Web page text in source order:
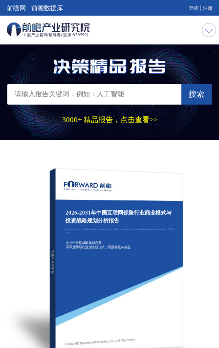
前瞻网 前瞻数据库 登陆 注册
搜索
3000+ 精品报告，点击查看>>
2026-2031年中国互联网保险行业商业模式与
投资战略规划分析报告
Report of Business Model and Investment Strategic Planning Analysis on China Internet Insurance Industry（2026-
2031）
企业中长期战略规划必备
不深度调研行业形势就决策，回报将无从谈起